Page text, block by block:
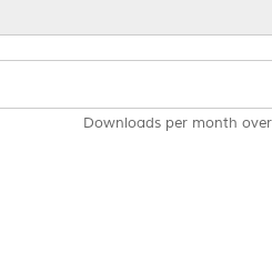
Downloads per month